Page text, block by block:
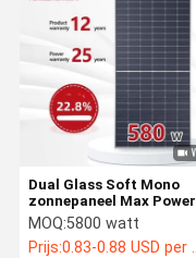
Dual Glass Soft Mono
zonnepaneel Max Power
580W Topcon zonne
module
MOQ:5800 watt
Prijs:0.83-0.88 USD per watt